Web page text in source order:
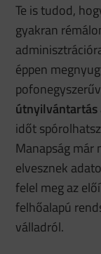
Te is tudod,
gyakran
éppen
útnyilvántartás
időt
Manapság már
elvesznek
felel meg az
felhőalapú
válladról.